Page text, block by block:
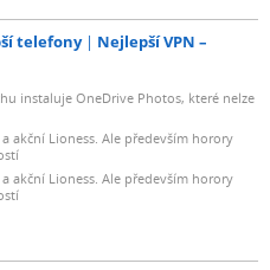
telefony
Nejlepší VPN –
instaluje OneDrive Photos, které nelze
akční Lioness. Ale především horory
akční Lioness. Ale především horory